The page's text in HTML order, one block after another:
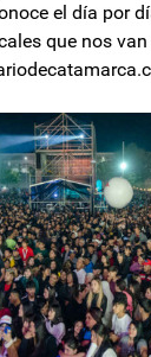
el día por
que nos